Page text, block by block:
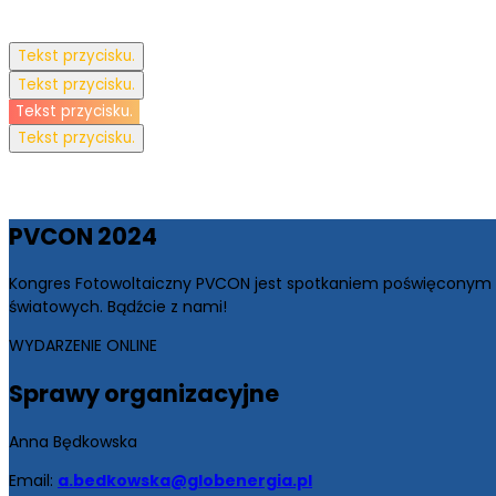
Tekst przycisku.
Tekst przycisku.
Tekst przycisku.
Tekst przycisku.
PVCON 2024
Kongres Fotowoltaiczny PVCON jest spotkaniem
światowych. Bądźcie z nami!
WYDARZENIE ONLINE
Sprawyorganizacyjne
Anna Będkowska
Email: a.bedkowska@globenergia.pl